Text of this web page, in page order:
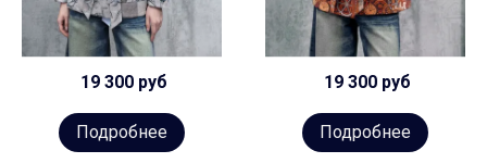
19 300 руб
Подробнее
19 300 руб
Подробнее